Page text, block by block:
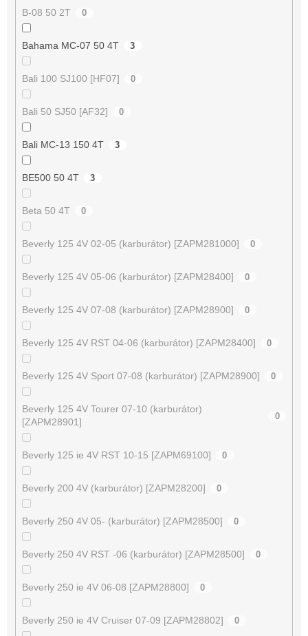
B-08 50 2T 0
Bahama MC-07 50 4T 3
Bali 100 SJ100 [HF07] 0
Bali 50 SJ50 [AF32] 0
Bali MC-13 150 4T 3
BE500 50 4T 3
Beta 50 4T 0
Beverly 125 4V 02-05 (karburátor) [ZAPM281000] 0
Beverly 125 4V 05-06 (karburátor) [ZAPM28400] 0
Beverly 125 4V 07-08 (karburátor) [ZAPM28900] 0
Beverly 125 4V RST 04-06 (karburátor) [ZAPM28400] 0
Beverly 125 4V Sport 07-08 (karburátor) [ZAPM28900] 0
Beverly 125 4V Tourer 07-10 (karburátor)
[ZAPM28901]
0
Beverly 125 ie 4V RST 10-15 [ZAPM69100] 0
Beverly 200 4V (karburátor) [ZAPM28200] 0
Beverly 250 4V 05- (karburátor) [ZAPM28500] 0
Beverly 250 4V RST -06 (karburátor) [ZAPM28500] 0
Beverly 250 ie 4V 06-08 [ZAPM28800] 0
Beverly 250 ie 4V Cruiser 07-09 [ZAPM28802] 0